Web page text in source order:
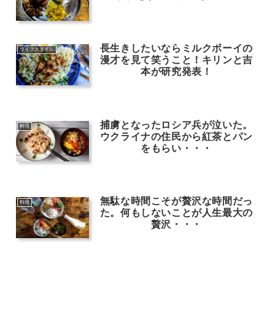
ライフスタイル
長生きしたいならミルクボーイの
漫才を見て笑うこと！キリンと吉
本が研究発表！
料理
捕虜となったロシア兵が泣いた。
ウクライナの住民から紅茶とパン
をもらい・・・
料理
無駄な時間こそが贅沢な時間だっ
た。何もしないことが人生最大の
贅沢・・・